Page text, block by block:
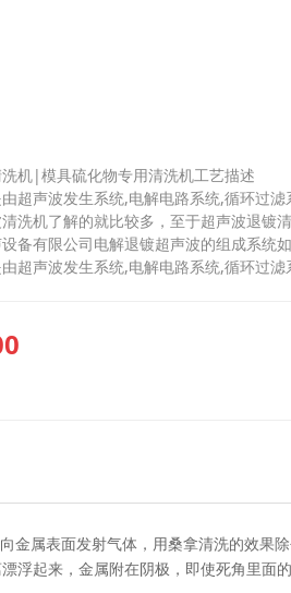
机|模具硫化物专用清洗机工艺描述
超声波发生系统,电解电路系统,循环过
洗机了解的就比较多，至于超声波退镀
备有限公司电解退镀超声波的组成系统如
超声波发生系统,电解电路系统,循环过滤
金属表面发射气体，用桑拿清洗的效果
浮起来，金属附在阴极，即使死角里面